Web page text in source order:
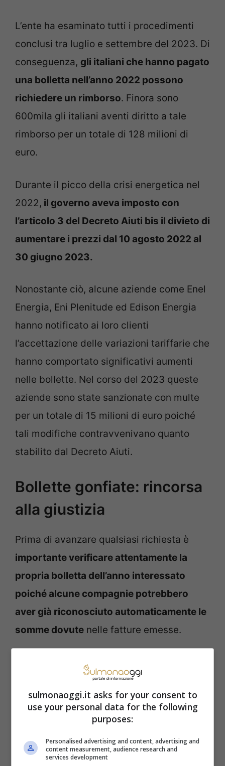
L’ente ha esaminato tutti i procedimenti
conclusi tra luglio e settembre del 2023. Di
conseguenza, gli italiani che hanno pagato
una bolletta nell’anno 2022 possono
richiedere un rimborso. Finora sono
600mila gli italiani aventi diritto a tale
rimborso per un totale di 128 milioni di
euro.
Durante il picco della crisi energetica nel
2022, il governo aveva imposto con
l’articolo 3 del Decreto Aiuti bis il divieto di
aumentare i prezzi dal 10 agosto 2022 al
30 giugno 2023.
Nonostante ciò, alcune aziende come Enel
Energia, Eni Plenitude ed Edison Energia
hanno notificato ai loro clienti
l’accettazione delle variazioni tariffarie che
hanno comportato significativi aumenti
nelle bollette. Nel corso del 2023 queste
aziende sono state sanzionate con multe
per un totale di 15 milioni di euro poiché
tali modifiche contravvenivano quanto
stabilito dal Decreto Aiuti.
Bollette gonfiate: rincorsa
alla giustizia
Prima di avanzare qualsiasi richiesta è
importante verificare attentamente la
propria bolletta dell’anno interessato
poiché alcune compagnie potrebbero
aver già riconosciuto automaticamente le
somme dovute nelle fatture emesse.
Qualora si fosse tra gli aventi diritto al
rimborso è consigliabile contattare
direttamente l’azienda fornitrice per
segnalare il problema.
sulmonaoggi.it asks for your consent to
use your personal data for the following
purposes:
Personalised advertising and content, advertising and
content measurement, audience research and
services development